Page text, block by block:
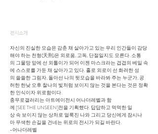
전시소개
자신의 진실한 모습은 감춘 채 살아가고 있는 우리 인간들이 감당
해야 하는 천형(天刑)은 외로움, 고독, 단절일지도 모른다. 소통
의 그물망 앞에 선 외톨이가 되어 이젠 마스크라는 겹겹의 베일 속
에 스스로를 가둔 채 살아가고 있다. 홀로 외로이 선 화려한 성
의 쓸쓸한 그림자, 돌아선 나의 뒷모습을 바라봐 주는 누군가, 공
허한 한낮 오후 찰나의 빛처럼 보이지 않는 것을 본다는 것은 정확
한 인식이자 위로함이다.
충무로갤러리는 아트에이전시 어나더레벨과 함
께 [SEE THE UNSEEN]전을 기획했다. 답답하고 먹먹한 일
상 속 보이지 않는 상처로 얼룩진 나와 그리고 당신에게 잠시나
마 무색한 손길을 건네는 위로의 전시가 되길 바란다.
-어나더레벨